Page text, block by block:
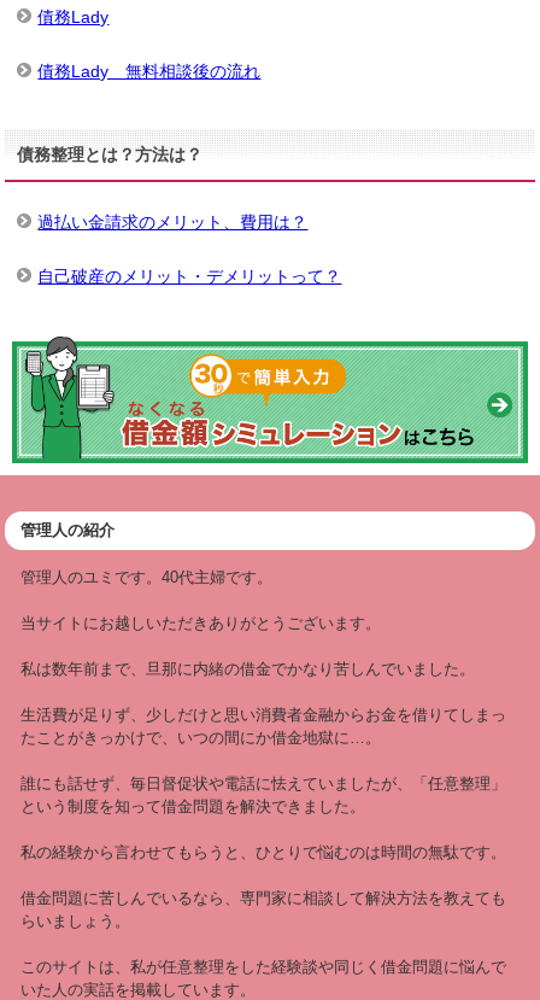
債務Lady
債務Lady 無料相談後の流れ
債務整理とは？方法は？
過払い金請求のメリット、費用は？
自己破産のメリット・デメリットって？
管理人の紹介
管理人のユミです。40代主婦です。
当サイトにお越しいただきありがとうございます。
私は数年前まで、旦那に内緒の借金でかなり苦しんでいました。
生活費が足りず、少しだけと思い消費者金融からお金を借りてしまっ
たことがきっかけで、いつの間にか借金地獄に…。
誰にも話せず、毎日督促状や電話に怯えていましたが、「任意整理」
という制度を知って借金問題を解決できました。
私の経験から言わせてもらうと、ひとりで悩むのは時間の無駄です。
借金問題に苦しんでいるなら、専門家に相談して解決方法を教えても
らいましょう。
このサイトは、私が任意整理をした経験談や同じく借金問題に悩んで
いた人の実話を掲載しています。